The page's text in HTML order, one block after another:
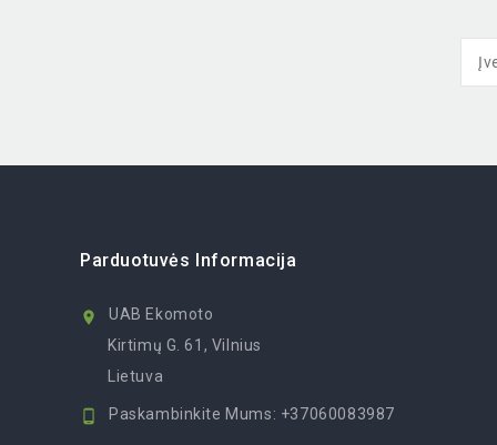
Parduotuvės Informacija

UAB Ekomoto
Kirtimų G. 61, Vilnius
Lietuva
 Paskambinkite Mums: +37060083987